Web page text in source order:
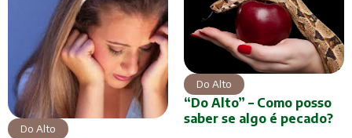
Do Alto
Do Alto
“Do Alto” – Como posso
saber se algo é pecado?